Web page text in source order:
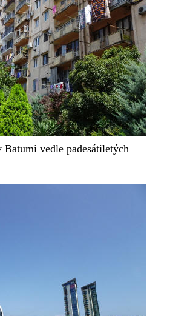
vedle padesátiletých